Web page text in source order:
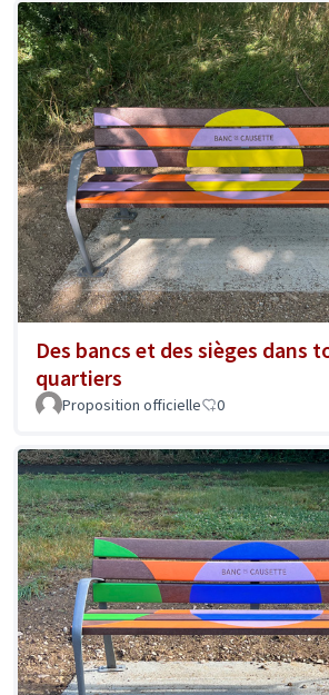
Des bancs et des sièges dans
quartiers
Proposition officielle 0